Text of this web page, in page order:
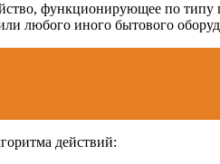
функционирующее по типу
любого иного бытового
действий: